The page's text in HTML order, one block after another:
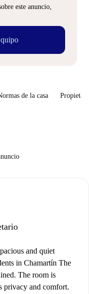
este anuncio,
de la casa
and quiet
in Chamartín The
The room is
privacy and comfort.